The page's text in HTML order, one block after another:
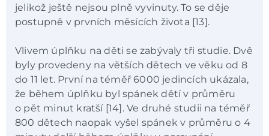
jelikož ještě nejsou plně vyvinuty. To se děje
postupně v prvních měsících života [13].
Vlivem úplňku na děti se zabývaly tři studie. Dvě
byly provedeny na větších dětech ve věku od 8
do 11 let. První na téměř 6000 jedincích ukázala,
že během úplňku byl spánek dětí v průměru
o pět minut kratší [14]. Ve druhé studii na téměř
800 dětech naopak vyšel spánek v průměru o 4